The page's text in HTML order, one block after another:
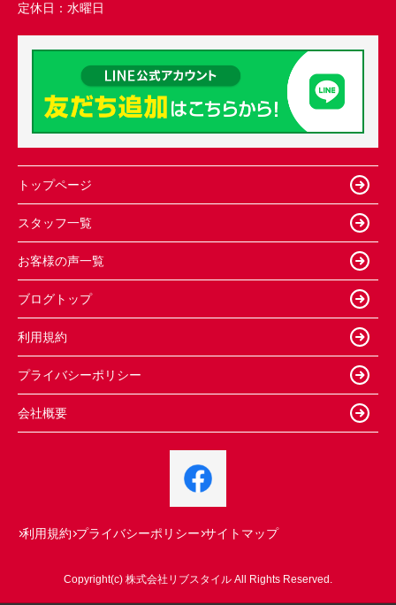
定休日： 水曜日
トップページ
スタッフ一覧
お客様の声一覧
ブログトップ
利用規約
プライバシーポリシー
会社概要
利用規約 プライバシーポリシー サイトマップ
Copyright(c) 株式会社リブスタイル All Rights Reserved.